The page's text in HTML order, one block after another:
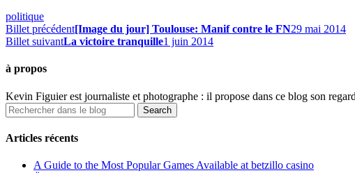
politique
Billet précédent[Image du jour] Toulouse: Manif contre le FN29 mai 2014
Billet suivantLa victoire tranquille1 juin 2014
à propos
Kevin Figuier est journaliste et photographe : il propose dans ce blog son
Articles récents
A Guide to the Most Popular Games Available at betzillo casino